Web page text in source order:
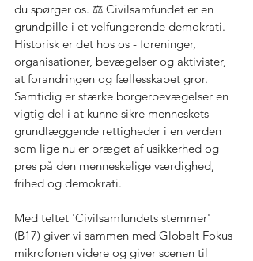
du spørger os. ⚖️ Civilsamfundet er en
grundpille i et velfungerende demokrati.
Historisk er det hos os - foreninger,
organisationer, bevægelser og aktivister,
at forandringen og fællesskabet gror.
Samtidig er stærke borgerbevægelser en
vigtig del i at kunne sikre menneskets
grundlæggende rettigheder i en verden
som lige nu er præget af usikkerhed og
pres på den menneskelige værdighed,
frihed og demokrati.
Med teltet 'Civilsamfundets stemmer'
(B17) giver vi sammen med Globalt Fokus
mikrofonen videre og giver scenen til